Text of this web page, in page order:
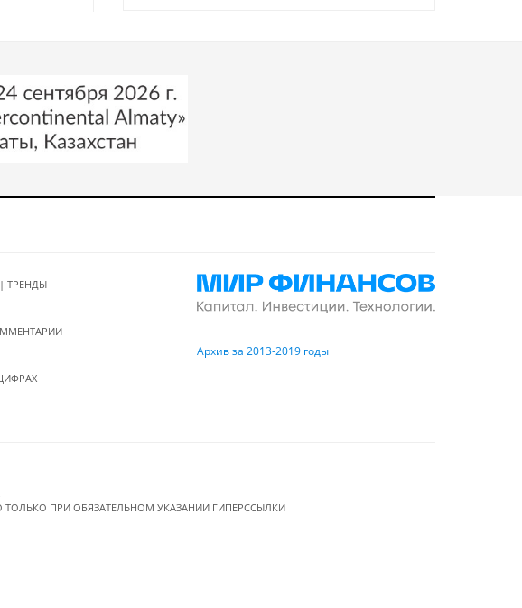
ТРЕНДЫ
Архив за 2013-2019 годы
ТОЛЬКО ПРИ ОБЯЗАТЕЛЬНОМ УКАЗАНИИ ГИПЕРССЫЛКИ